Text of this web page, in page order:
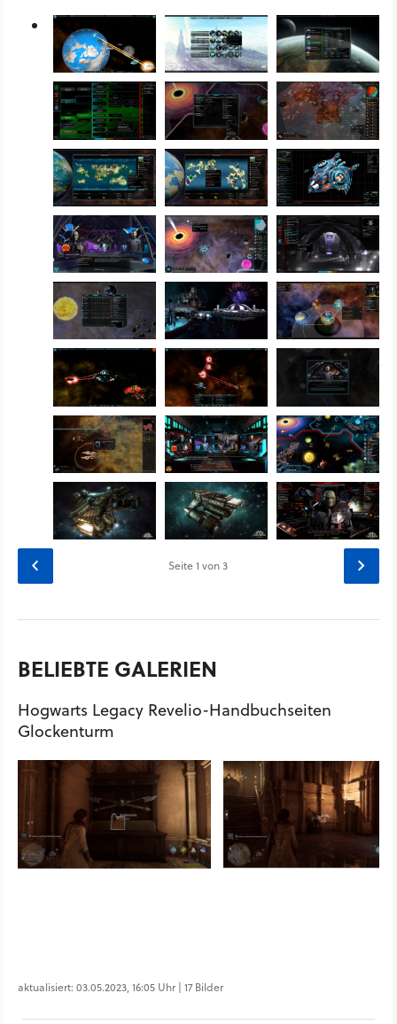
Seite1 von 3
BELIEBTE GALERIEN
Hogwarts Legacy Revelio-Handbuchseiten
Glockenturm
aktualisiert: 03.05.2023, 16:05 Uhr | 17 Bilder